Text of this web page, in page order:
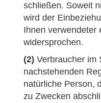
schließen. Soweit
wird der
Ihnen verwendeter
widersprochen.
(2) Verbraucher im
nachstehenden
natürliche Person,
zu Zwecken